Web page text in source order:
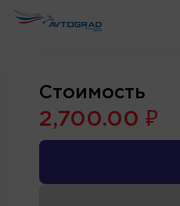
Стоимость
2,700.00 ₽